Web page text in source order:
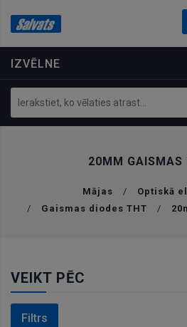
IZVĒLNE
PROFILS
Ielogoties
Izveidot kontu
20MM GAISMAS
Mājas /
Optiskā
/
Gaismas diodes THT /
VEIKT PĒC
Filtrs